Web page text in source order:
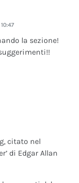
la sezione!
citato nel
di Edgar Allan